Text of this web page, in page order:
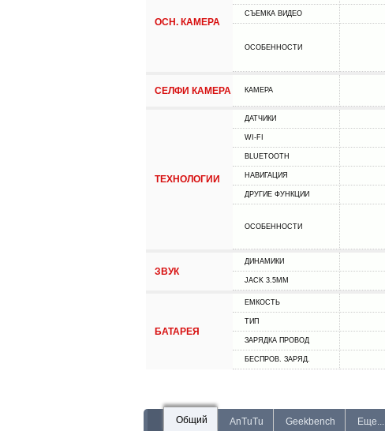
ОСН. КАМЕРА
СЪЕМКА ВИДЕО
ОСОБЕННОСТИ
СЕЛФИ КАМЕРА КАМЕРА
ТЕХНОЛОГИИ
ДАТЧИКИ
WI-FI
BLUETOOTH
НАВИГАЦИЯ
ДРУГИЕ ФУНКЦИИ
ОСОБЕННОСТИ
ЗВУК
ДИНАМИКИ
JACK 3.5MM
БАТАРЕЯ
ЕМКОСТЬ
ТИП
ЗАРЯДКА ПРОВОД
БЕСПРОВ. ЗАРЯД.
Общий AnTuTu Geekbench Еще...